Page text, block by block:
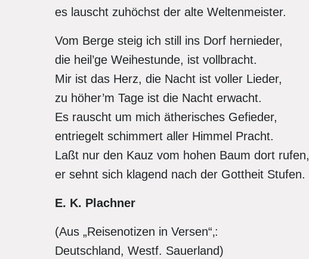
es lauscht zuhöchst der alte Weltenmeister.
Vom Berge steig ich still ins Dorf hernieder,
die heil’ge Weihestunde, ist vollbracht.
Mir ist das Herz, die Nacht ist voller Lieder,
zu höher’m Tage ist die Nacht erwacht.
Es rauscht um mich ätherisches Gefieder,
entriegelt schimmert aller Himmel Pracht.
Laßt nur den Kauz vom hohen Baum dort rufen,
er sehnt sich klagend nach der Gottheit Stufen.
E. K. Plachner
(Aus „Reisenotizen in Versen“‚:
Deutschland, Westf. Sauerland)